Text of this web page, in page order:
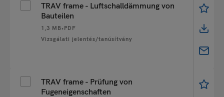
TRAV frame - Luftschalldämmung von
Bauteilen
1,3 MB• PDF
Vizsgálati jelentés/tanúsítvány
TRAV frame - Prüfung von
Fugeneigenschaften